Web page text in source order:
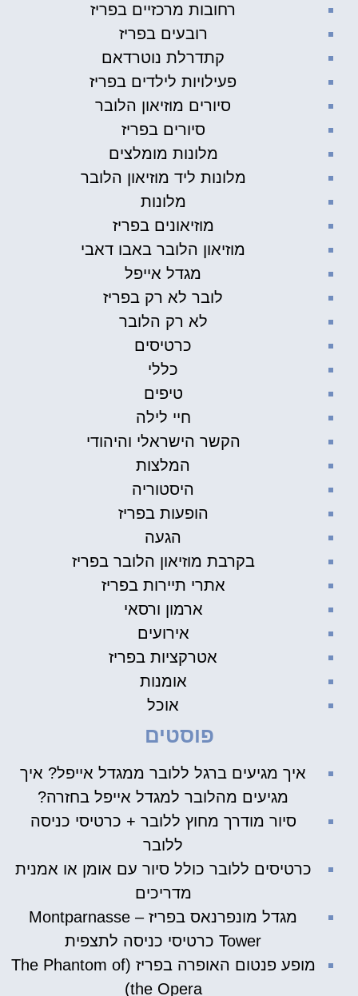
רחובות מרכזיים בפריז
רובעים בפריז
קתדרלת נוטרדאם
פעילויות לילדים בפריז
סיורים מוזיאון הלובר
סיורים בפריז
מלונות מומלצים
מלונות ליד מוזיאון הלובר
מלונות
מוזיאונים בפריז
מוזיאון הלובר באבו דאבי
מגדל אייפל
לובר לא רק בפריז
לא רק הלובר
כרטיסים
כללי
טיפים
חיי לילה
הקשר הישראלי והיהודי
המלצות
היסטוריה
הופעות בפריז
הגעה
בקרבת מוזיאון הלובר בפריז
אתרי תיירות בפריז
ארמון ורסאי
אירועים
אטרקציות בפריז
אומנות
אוכל
פוסטים
איך מגיעים ברגל ללובר ממגדל אייפל? איך
מגיעים מהלובר למגדל אייפל בחזרה?
סיור מודרך מחוץ ללובר + כרטיסי כניסה
ללובר
כרטיסים ללובר כולל סיור עם אומן או אמנית
מדריכים
מגדל מונפרנאס בפריז – Montparnasse
Tower כרטיסי כניסה לתצפית
מופע פנטום האופרה בפריז (The Phantom of
the Opera)